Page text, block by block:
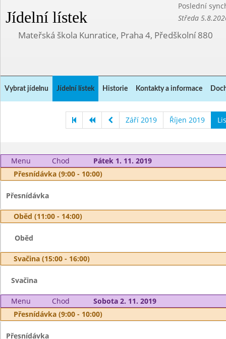
Jídelní lístek
Poslední
Středa
Mateřská škola Kunratice, Praha 4, Předškolní 880
Vybrat jídelnu Jídelní lístek Historie Kontakty a informace
Září 2019 Říjen 2019
Menu Chod
Pátek 1. 11. 2019
Přesnídávka (9:00 - 10:00)
Přesnídávka
Oběd (11:00 - 14:00)
Oběd
Svačina (15:00 - 16:00)
Svačina
Menu Chod
Sobota 2. 11. 2019
Přesnídávka (9:00 - 10:00)
Přesnídávka